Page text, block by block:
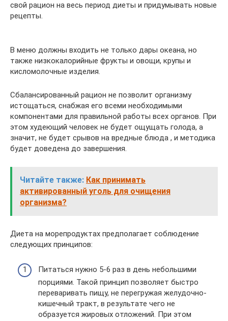
свой рацион на весь период диеты и придумывать новые
рецепты.
В меню должны входить не только дары океана, но
также низкокалорийные фрукты и овощи, крупы и
кисломолочные изделия.
Сбалансированный рацион не позволит организму
истощаться, снабжая его всеми необходимыми
компонентами для правильной работы всех органов. При
этом худеющий человек не будет ощущать голода, а
значит, не будет срывов на вредные блюда , и методика
будет доведена до завершения.
Читайте также: Как принимать
активированный уголь для очищения
организма?
Диета на морепродуктах предполагает соблюдение
следующих принципов:
Питаться нужно 5-6 раз в день небольшими
порциями. Такой принцип позволяет быстро
переваривать пищу, не перегружая желудочно-
кишечный тракт, в результате чего не
образуется жировых отложений. При этом